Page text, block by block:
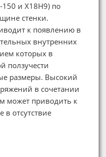
и Х18Н9) по
стенки.
к появлению в
внутренних
которых в
ползучести
размеры. Высокий
в сочетании
может приводить к
отсутствие